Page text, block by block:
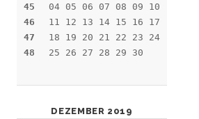
45
46
47
48
04 05 06 07 08 09 10
11 12 13 14 15 16 17
18 19 20 21 22 23 24
25 26 27 28 29 30
DEZEMBER 2019